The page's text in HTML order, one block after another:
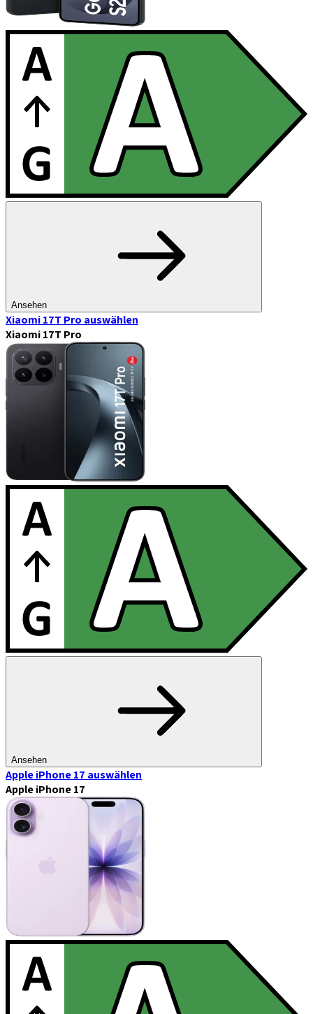
Ansehen
Xiaomi 17T Pro auswählen
Xiaomi 17T Pro
Ansehen
Apple iPhone 17 auswählen
Apple iPhone 17